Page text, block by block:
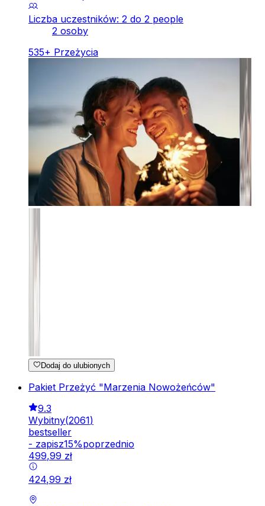
Liczba uczestników: 2 do 2 people
2 osoby
535+ Przeżycia
Dodaj do ulubionych
Pakiet Przeżyć "Marzenia Nowożeńców"
9.3
Wybitny(2061)
bestseller
- zapisz15%poprzednio
499,99 zł
424,99 zł